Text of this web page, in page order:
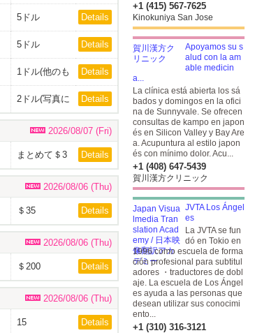
5ドル Details
5ドル Details
1ドル(他のも
Details
2ドル(写真に
ドル)
Details
2026/08/07 (Fri)
まとめて＄3 Details
2026/08/06 (Thu)
＄35 Details
2026/08/06 (Thu)
＄200 Details
2026/08/06 (Thu)
15 Details
+1 (415) 567-7625
Kinokuniya San Jose
Apoyamos su s
alud con la am
able medicin
a...
La clínica está abierta los sá
bados y domingos en la ofici
na de Sunnyvale. Se ofrecen
consultas de kampo en japon
és en Silicon Valley y Bay Are
a. Acupuntura al estilo japon
és con mínimo dolor. Acu...
+1 (408) 647-5439
賀川漢方クリニック
JVTA Los Ángel
es
La JVTA se fun
dó en Tokio en
1996 como escuela de forma
ción profesional para subtitul
adores ・traductores de dobl
aje. La escuela de Los Ángel
es ayuda a las personas que
desean utilizar sus conocimi
ento...
+1 (310) 316-3121